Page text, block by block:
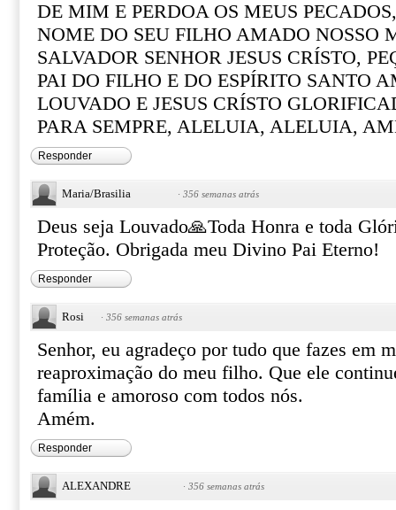
DE MIM E PERDOA OS MEUS
NOME DO SEU FILHO AMADO NOSSO
SALVADOR SENHOR JESUS CRÍSTO,
PAI DO FILHO E DO ESPÍRITO SANTO
LOUVADO E JESUS CRÍSTO
PARA SEMPRE, ALELUIA, ALELUIA,
Responder
Maria/Brasilia · 356 semanas atrás
Deus seja Louvado🙏Toda Honra e toda
Proteção. Obrigada meu Divino Pai Eterno!
Responder
Rosi · 356 semanas atrás
Senhor, eu agradeço por tudo que fazes em
reaproximação do meu filho. Que ele
família e amoroso com todos nós.
Amém.
Responder
ALEXANDRE · 356 semanas atrás